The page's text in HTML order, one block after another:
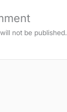
not be published.